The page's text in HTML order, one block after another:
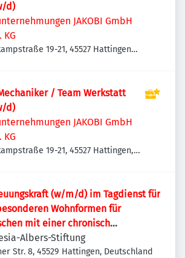
d)
JAKOBI GmbH
KG
19-21, 45527 Hattingen-
/ Team Werkstatt
d)
JAKOBI GmbH
KG
19-21, 45527 Hattingen,
(w/m/d) im Tagdienst für
Wohnformen für
mit einer chronisch
Erkrankung
Albers-Stiftung
Str. 8, 45529 Hattingen, Deutschland